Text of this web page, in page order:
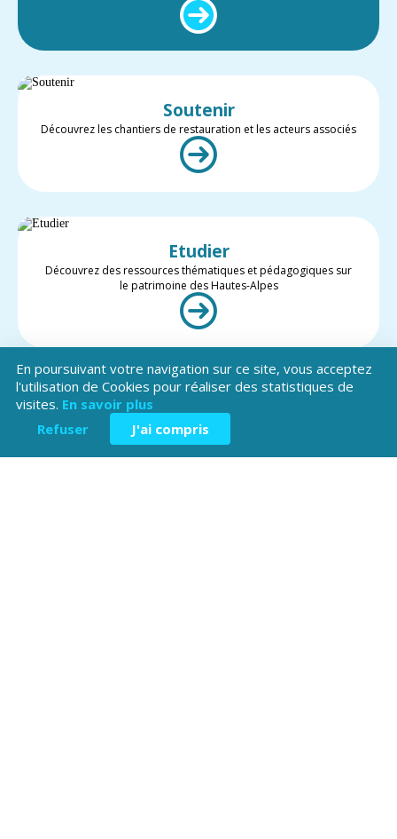
Soutenir
Découvrez les chantiers de restauration et les acteurs associés
Etudier
Découvrez des ressources thématiques et pédagogiques sur
le patrimoine des Hautes-Alpes
Valoriser
Restez informé des projets et des actualités du patrimoine des
Hautes-Alpes
En poursuivant votre navigation sur ce site, vous acceptez
l'utilisation de Cookies pour réaliser des statistiques de
visites. En savoir plus
Refuser
J'ai compris